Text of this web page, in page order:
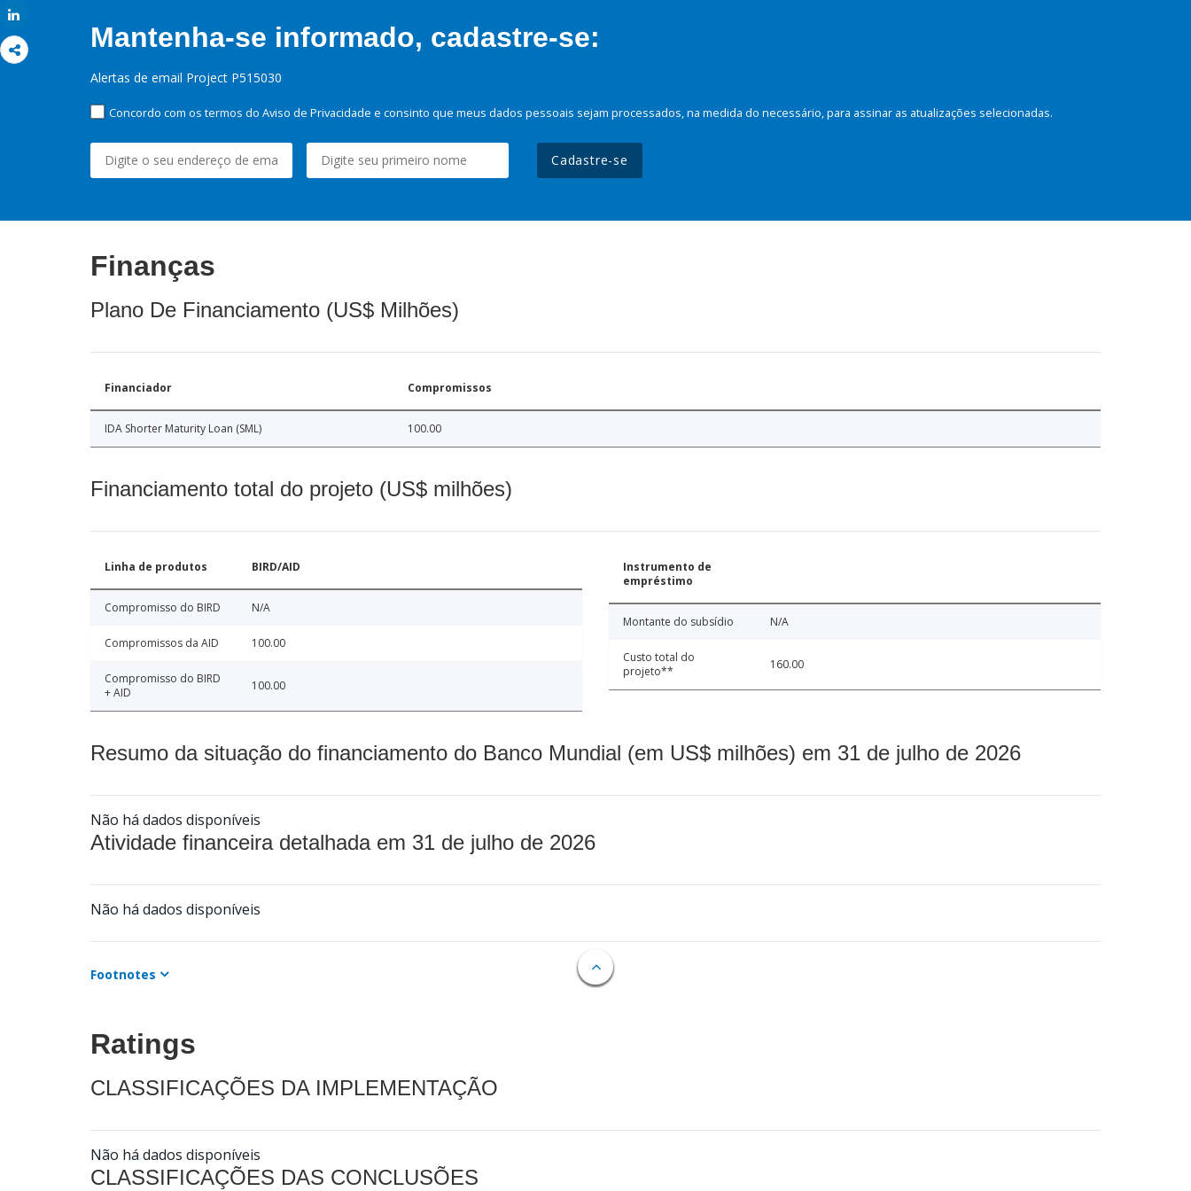
Mantenha-se informado, cadastre-se:
Alertas de email Project P515030
Concordo com os termos do Aviso de Privacidade e consinto que meus dados pessoais sejam processados, na medida do necessário, para assinar as atualizações selecionadas.
Cadastre-se
Finanças
Plano De Financiamento (US$ Milhões)
Financiador Compromissos
IDA Shorter Maturity Loan (SML) 100.00
Financiamento total do projeto (US$ milhões)
Linha de produtos BIRD/AID
Compromisso do BIRD N/A
Compromissos da AID 100.00
Compromisso do BIRD
+ AID
100.00
Instrumento de
empréstimo
Montante do subsídio N/A
Custo total do
projeto**
160.00
Resumo da situação do financiamento do Banco Mundial (em US$ milhões) em 31 de julho de 2026
Não há dados disponíveis
Atividade financeira detalhada em 31 de julho de 2026
Não há dados disponíveis
Footnotes
Ratings
CLASSIFICAÇÕES DA IMPLEMENTAÇÃO
Não há dados disponíveis
CLASSIFICAÇÕES DAS CONCLUSÕES